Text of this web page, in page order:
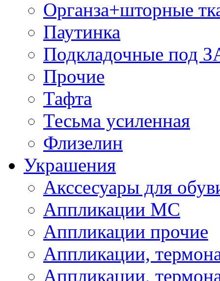
Органза+шторные
Паутинка
Подкладочные под
Прочие
Тафта
Тесьма усиленная
Флизелин
Украшения
Акссесуары для
Аппликации МС
Аппликации прочие
Аппликации,
Аппликации,